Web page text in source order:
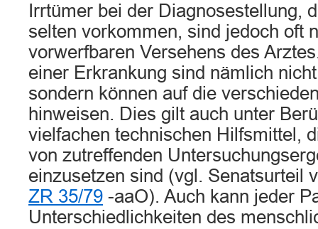
Irrtümer bei der Diagnosestellung,
selten vorkommen, sind jedoch oft
vorwerfbaren Versehens des
einer Erkrankung sind nämlich
sondern können auf die
hinweisen. Dies gilt auch unter
vielfachen technischen Hilfsmittel,
von zutreffenden
einzusetzen sind (vgl. Senatsurteil
ZR 35/79 -aaO). Auch kann jeder
Unterschiedlichkeiten des